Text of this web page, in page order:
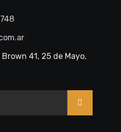
41, 25 de Mayo,
>